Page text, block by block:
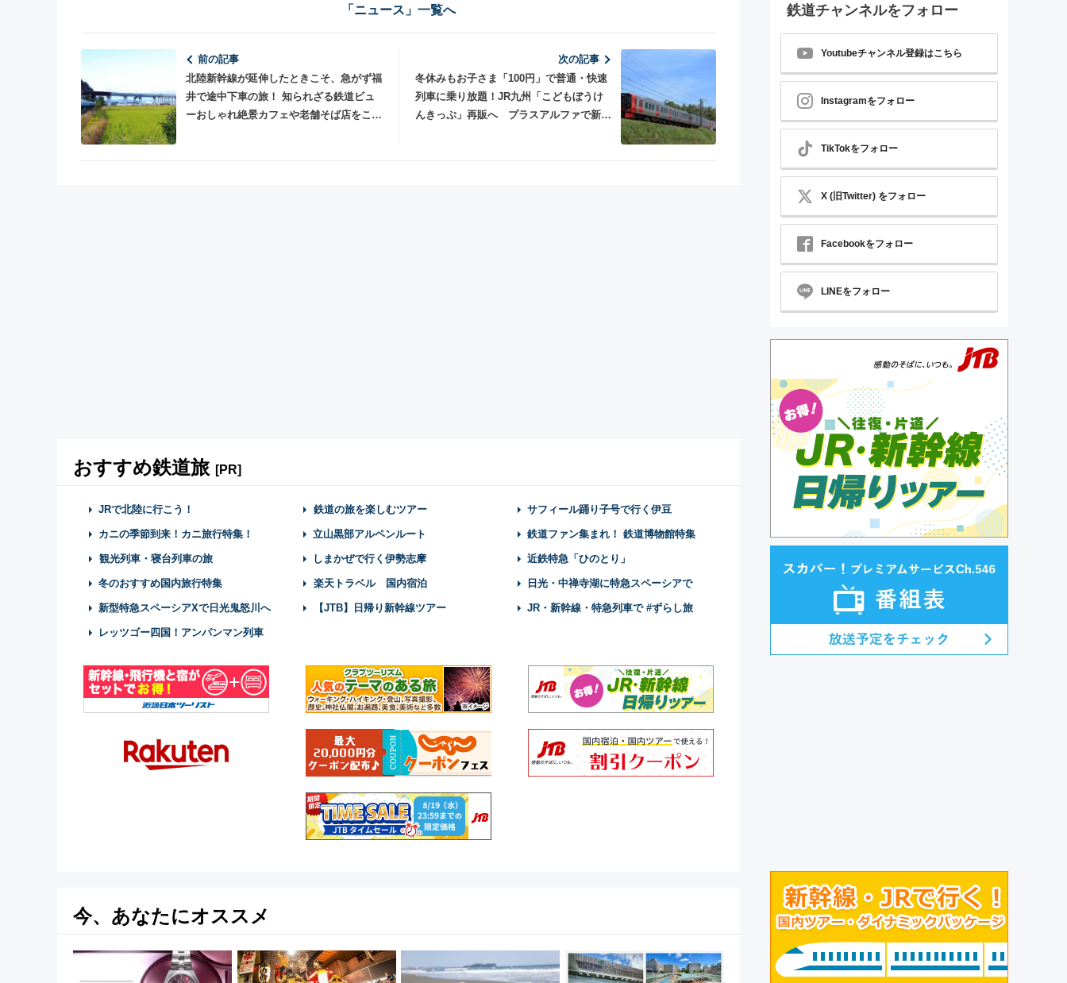
「ニュース」一覧へ
前の記事
北陸新幹線が延伸したときこそ、急がず福
井で途中下車の旅！ 知られざる鉄道ビュ
ーおしゃれ絶景カフェや老舗そば店をここ
次の記事
冬休みもお子さま「100円」で普通・快速
列車に乗り放題！JR九州「こどもぼうけ
んきっぷ」再販へ プラスアルファで新幹
おすすめ鉄道旅 [PR]
JRで北陸に行こう！ 鉄道の旅を楽しむツアー サフィール踊り子号で行く伊豆
カニの季節到来！カニ旅行特集！ 立山黒部アルペンルート 鉄道ファン集まれ！ 鉄道博物館特集
観光列車・寝台列車の旅 しまかぜで行く伊勢志摩 近鉄特急「ひのとり」
冬のおすすめ国内旅行特集 楽天トラベル 国内宿泊 日光・中禅寺湖に特急スペーシアで
新型特急スペーシアXで日光鬼怒川へ 【JTB】日帰り新幹線ツアー JR・新幹線・特急列車で #ずらし旅
レッツゴー四国！アンパンマン列車
今、あなたにオススメ
鉄道チャンネルをフォロー
Youtubeチャンネル登録はこちら
Instagramをフォロー
TikTokをフォロー
X (旧Twitter) をフォロー
Facebookをフォロー
LINEをフォロー